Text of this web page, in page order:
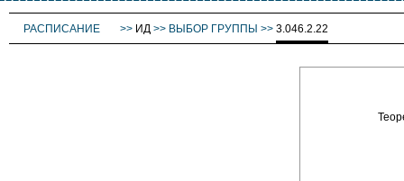
РАСПИСАНИЕ >> ИД >> ВЫБОР ГРУППЫ >> 3.046.2.22